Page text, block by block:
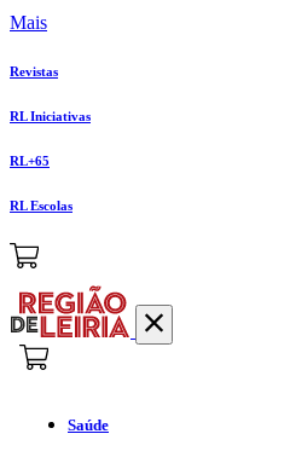
Mais
Revistas
RL Iniciativas
RL+65
RL Escolas
Saúde